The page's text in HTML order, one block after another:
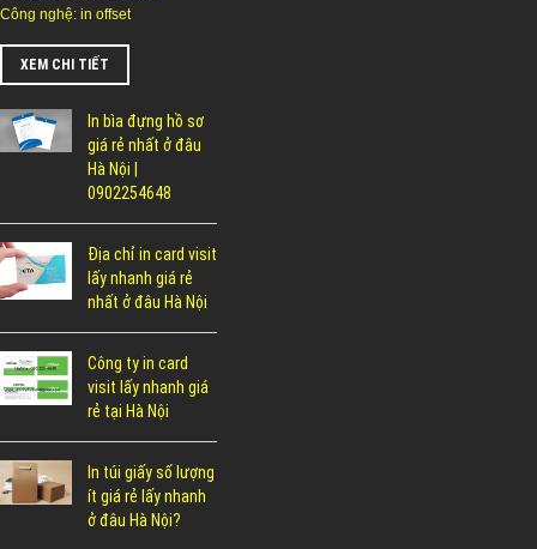
Công nghệ: in offset
XEM CHI TIẾT
In bìa đựng hồ sơ
giá rẻ nhất ở đâu
Hà Nội |
0902254648
Địa chỉ in card visit
lấy nhanh giá rẻ
nhất ở đâu Hà Nội
Công ty in card
visit lấy nhanh giá
rẻ tại Hà Nội
In túi giấy số lượng
ít giá rẻ lấy nhanh
ở đâu Hà Nội?